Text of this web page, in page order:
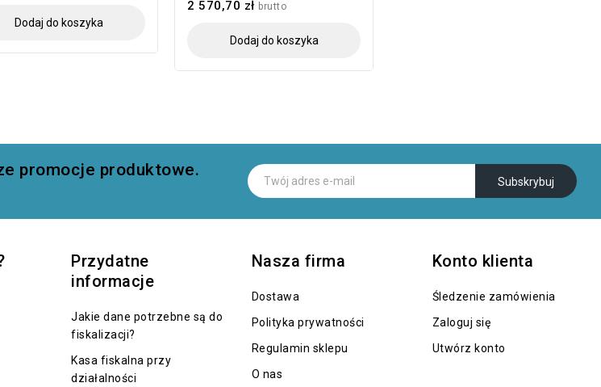
Dodaj do koszyka
2 570,70 zł brutto
Dodaj do koszyka
promocje produktowe.
Przydatne
informacje
Jakie dane potrzebne są do
fiskalizacji?
Kasa fiskalna przy
działalności
Nasza firma
Dostawa
Polityka prywatności
Regulamin sklepu
O nas
Konto klienta
Śledzenie zamówienia
Zaloguj się
Utwórz konto